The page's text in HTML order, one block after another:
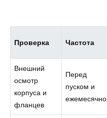
Проверка Частота
Внешний
осмотр
корпуса и
фланцев
Перед
пуском и
ежемесячно